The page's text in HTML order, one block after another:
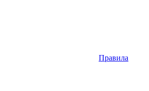
Правила